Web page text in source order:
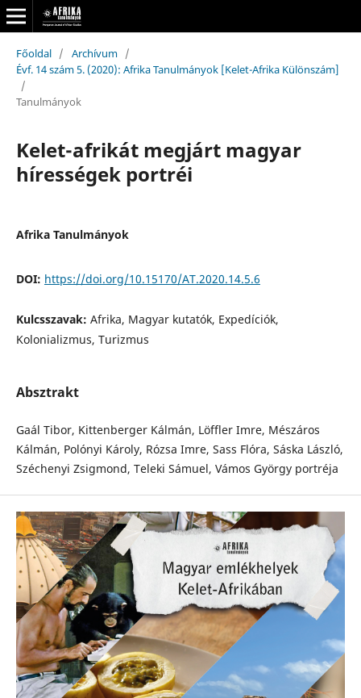
Főoldal / Archívum /
Évf. 14 szám 5. (2020): Afrika Tanulmányok [Kelet-Afrika Különszám]
/
Tanulmányok
Kelet-afrikát megjárt magyar
hírességek portréi
Afrika Tanulmányok
DOI: https://doi.org/10.15170/AT.2020.14.5.6
Kulcsszavak: Afrika, Magyar kutatók, Expedíciók,
Kolonializmus, Turizmus
Absztrakt
Gaál Tibor, Kittenberger Kálmán, Löffler Imre, Mészáros
Kálmán, Polónyi Károly, Rózsa Imre, Sass Flóra, Sáska László,
Széchenyi Zsigmond, Teleki Sámuel, Vámos György portréja